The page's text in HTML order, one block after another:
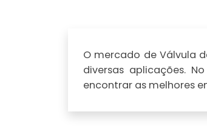
O mercado de Válvula
diversas aplicações.
encontrar as melhores